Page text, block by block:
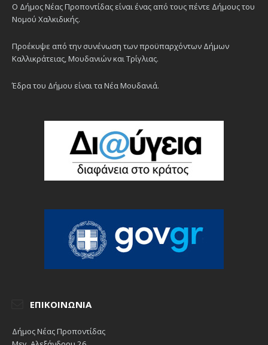
Ο Δήμος Νέας Προποντίδας είναι ένας από τους πέντε Δήμους του
Νομού Χαλκιδικής.
Προέκυψε από την συνένωση των προϋπαρχόντων Δήμων
Καλλικράτειας, Μουδανιών και Τρίγλιας.
Έδρα του Δήμου είναι τα Νέα Μουδανιά.
ΕΠΙΚΟΙΝΩΝΊΑ
Δήμος Νέας Προποντίδας